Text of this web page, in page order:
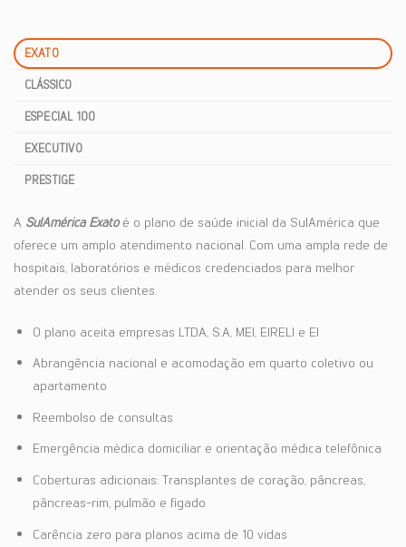
EXATO
CLÁSSICO
ESPECIAL 100
EXECUTIVO
PRESTIGE
A SulAmérica Exatoé o plano de saúde inicial da SulAmérica que
oferece um amplo atendimento nacional. Com uma ampla rede de
hospitais, laboratórios e médicos credenciados para melhor
atender os seus clientes.
O plano aceita empresas LTDA, S.A, MEI, EIRELI e EI
Abrangência nacional e acomodação em quarto coletivo ou
apartamento
Reembolso de consultas
Emergência médica domiciliar e orientação médica telefônica
Coberturas adicionais: Transplantes de coração, pâncreas,
pâncreas-rim, pulmão e fígado
Carência zero para planos acima de 10 vidas